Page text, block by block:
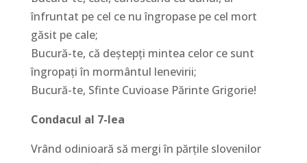
înfruntat pe cel ce nu îngropase pe cel mort
găsit pe cale;
Bucură-te, că deştepţi mintea celor ce sunt
îngropaţi în mormântul lenevirii;
Bucură-te, Sfinte Cuvioase Părinte Grigorie!
Condacul al 7-lea
Vrând odinioară să mergi în părţile slovenilor